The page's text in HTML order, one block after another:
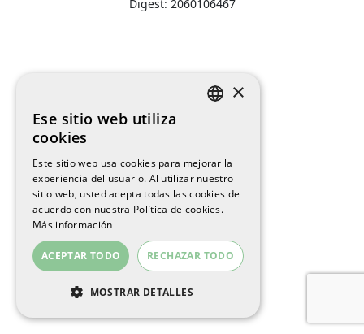
Digest: 2060106467
CATALAN
×
Ese sitio web utiliza
cookies
Este sitio web usa cookies para mejorar la
experiencia del usuario. Al utilizar nuestro
sitio web, usted acepta todas las cookies de
acuerdo con nuestra Política de cookies.
Más información
ACEPTAR TODO RECHAZAR TODO
MOSTRAR DETALLES
COOKIES ESTRICTAMENTE